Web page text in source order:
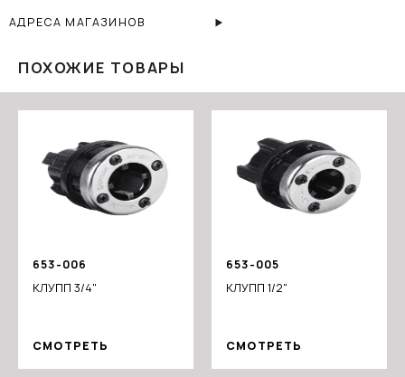
АДРЕСА МАГАЗИНОВ
ПОХОЖИЕ ТОВАРЫ
653-006
КЛУПП 3/4"
СМОТРЕТЬ
653-005
КЛУПП 1/2"
СМОТРЕТЬ